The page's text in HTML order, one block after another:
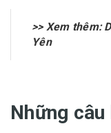
>> Xem thêm:
Yên
Những